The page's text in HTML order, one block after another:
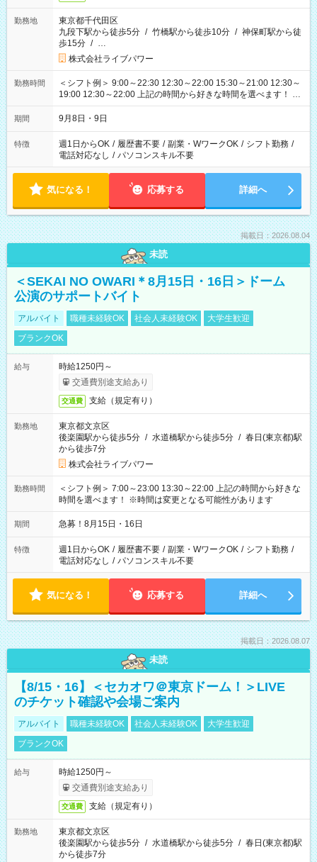
勤務地
東京都千代田区
九段下駅から徒歩5分 / 竹橋駅から徒歩10分 / 神保町駅から徒
歩15分 / …
株式会社ライブパワー
勤務時間
＜シフト例＞ 9:00～22:30 12:30～22:00 15:30～21:00 12:30～
19:00 12:30～22:00 上記の時間から好きな時間を選べます！ ※
時間は変更となる可能性があります
期間 9月8日・9日
特徴 週1日からOK / 履歴書不要 / 副業・WワークOK / シフト勤務 /
電話対応なし / パソコンスキル不要
気になる！ 応募する 詳細へ
掲載日：2026.08.04
未読
＜SEKAI NO OWARI＊8月15日・16日＞ドーム
公演のサポートバイト
アルバイト 職種未経験OK 社会人未経験OK
大学生歓迎
ブランクOK
給与
時給1250円～
交通費別途支給あり
交通費 支給（規定有り）
勤務地
東京都文京区
後楽園駅から徒歩5分 / 水道橋駅から徒歩5分 / 春日(東京都)駅
から徒歩7分
株式会社ライブパワー
勤務時間
＜シフト例＞ 7:00～23:00 13:30～22:00 上記の時間から好きな
時間を選べます！ ※時間は変更となる可能性があります
期間 急募！8月15日・16日
特徴 週1日からOK / 履歴書不要 / 副業・WワークOK / シフト勤務 /
電話対応なし / パソコンスキル不要
気になる！ 応募する 詳細へ
掲載日：2026.08.07
未読
【8/15・16】＜セカオワ＠東京ドーム！＞LIVE
のチケット確認や会場ご案内
アルバイト 職種未経験OK 社会人未経験OK
大学生歓迎
ブランクOK
給与
時給1250円～
交通費別途支給あり
交通費 支給（規定有り）
勤務地
東京都文京区
後楽園駅から徒歩5分 / 水道橋駅から徒歩5分 / 春日(東京都)駅
から徒歩7分